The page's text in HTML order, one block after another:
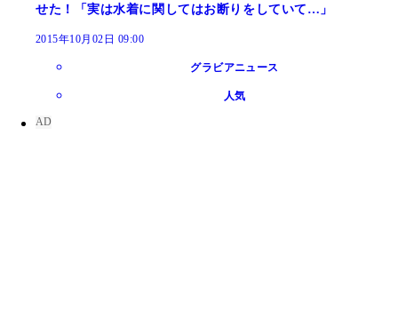
せた！「実は水着に関してはお断りをしていて…」
2015年10月02日 09:00
グラビアニュース
人気